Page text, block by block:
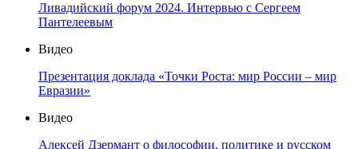
Ливадийский форум 2024. Интервью с Сергеем
Пантелеевым
Видео
Презентация доклада «Точки Роста: мир России – мир
Евразии»
Видео
Алексей Дзермант о философии, политике и русском